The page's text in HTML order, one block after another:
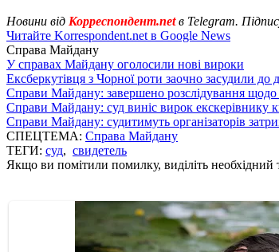
Новини від Корреспондент.netв Telegram.
Читайте Korrespondent.net в Google News
Справа Майдану
У справах Майдану оголосили нові вироки
Ексберкутівця з Чорної роти заочно засудили до
Справи Майдану: завершено розслідування щодо
Справи Майдану: суд виніс вирок екскерівнику
Справи Майдану: судитимуть організаторів
СПЕЦТЕМА: Справа Майдану
ТЕГИ: суд, свидетель
Якщо ви помітили помилку, виділіть